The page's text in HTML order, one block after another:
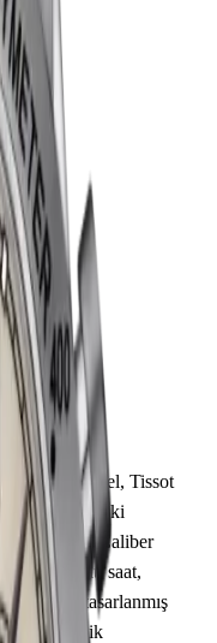
bu model, Tissot
mm çapındaki
Caliber
bu saat, saat,
renkte tasarlanmış
Teknik